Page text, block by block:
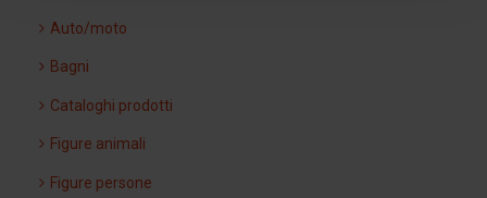
Auto/moto
Bagni
Cataloghi prodotti
Figure animali
Figure persone